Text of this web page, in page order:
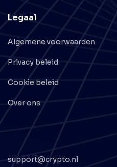
support@crypto.nl
Legaal
Algemene voorwaarden
Privacy beleid
Cookie beleid
Over ons